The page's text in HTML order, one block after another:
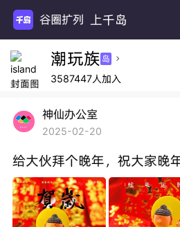
谷圈扩列 上千岛
潮玩族 岛 
3587447人加入
神仙办公室
2025-02-20
给大伙拜个晚年，祝大家晚